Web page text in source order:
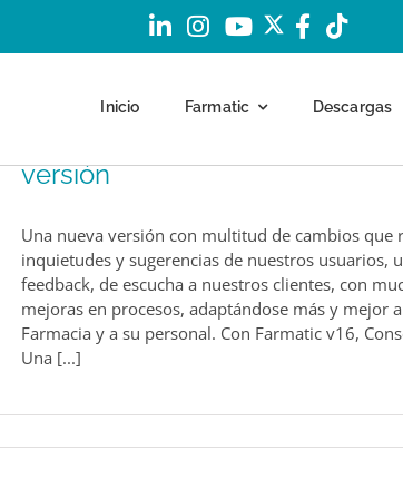
Inicio Farmatic Descargas
versión
Una nueva versión con multitud de cambios que
inquietudes y sugerencias de nuestros usuarios,
feedback, de escucha a nuestros clientes, con
mejoras en procesos, adaptándose más y mejor
Farmacia y a su personal. Con Farmatic v16,
Una [...]